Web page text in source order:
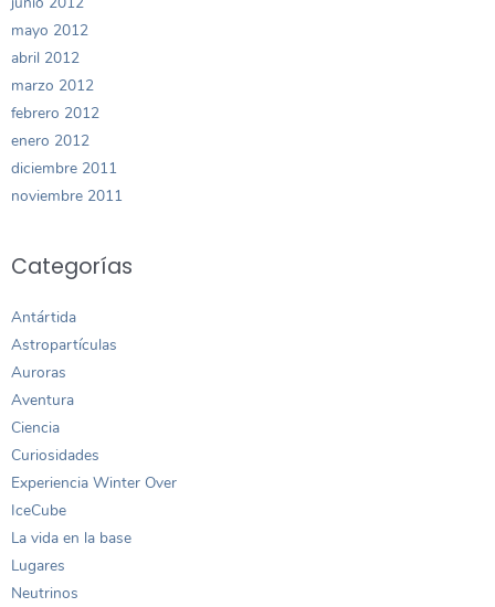
mayo 2012
abril 2012
marzo 2012
febrero 2012
enero 2012
diciembre 2011
noviembre 2011
Categorías
Antártida
Astropartículas
Auroras
Aventura
Ciencia
Curiosidades
Experiencia Winter Over
IceCube
La vida en la base
Lugares
Neutrinos